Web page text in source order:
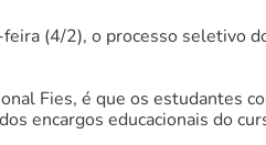
(4/2), o processo
Fies, é que os
encargos educacionais do